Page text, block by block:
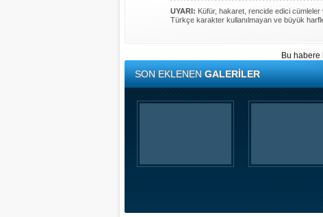
UYARI: Küfür, hakaret, rencide edici cümleler
Türkçe karakter kullanılmayan ve büyük
Bu habere
SON EKLENENGALERİLER